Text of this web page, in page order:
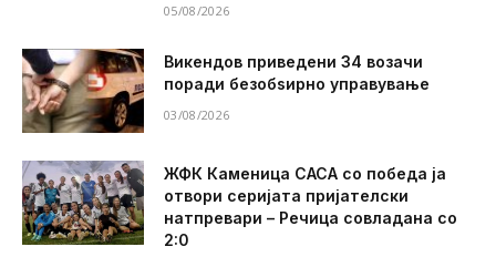
05/08/2026
Викендов приведени 34 возачи
поради безобѕирно управување
03/08/2026
ЖФК Каменица САСА со победа ја
отвори серијата пријателски
натпревари – Речица совладана со
2:0